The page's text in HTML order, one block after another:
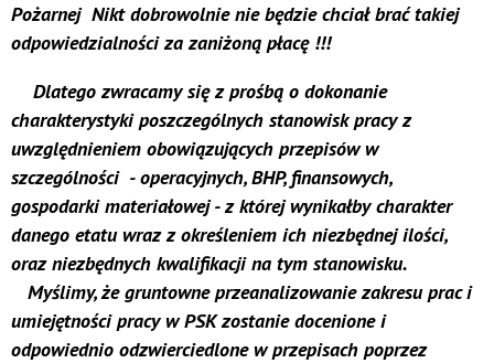
Pożarnej Nikt dobrowolnie nie będzie chciał brać takiej
odpowiedzialności za zaniżoną płacę !!!
Dlatego zwracamy się z prośbą o dokonanie
charakterystyki poszczególnych stanowisk pracy z
uwzględnieniem obowiązujących przepisów w
szczególności - operacyjnych, BHP, finansowych,
gospodarki materiałowej - z której wynikałby charakter
danego etatu wraz z określeniem ich niezbędnej ilości,
oraz niezbędnych kwalifikacji na tym stanowisku.
Myślimy, że gruntowne przeanalizowanie zakresu prac i
umiejętności pracy w PSK zostanie docenione i
odpowiednio odzwierciedlone w przepisach poprzez